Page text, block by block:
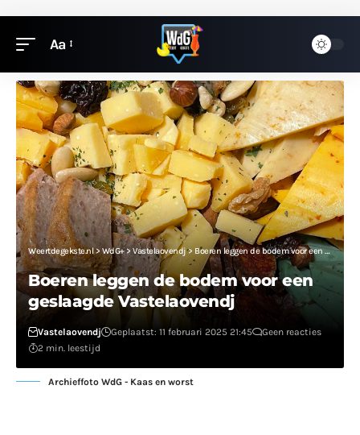
Aa
Weertdegekste.nl> WdG+> Vastelaovendj> Boeren leggen de bodem voor een geslaagde Vastelaovendj
Boeren leggen de bodem voor een
geslaagde Vastelaovendj
Vastelaovendj Geplaatst: 11 februari 2025 21:45
Geen reacties
2 min. leestijd
Archieffoto WdG - Kaas en worst